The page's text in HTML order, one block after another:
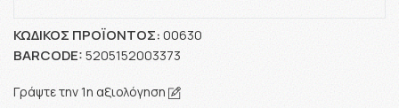
ΚΩΔΙΚΌΣ ΠΡΟΪΌΝΤΟΣ: 00630
BARCODE: 5205152003373
Γράψτε την 1η αξιολόγηση